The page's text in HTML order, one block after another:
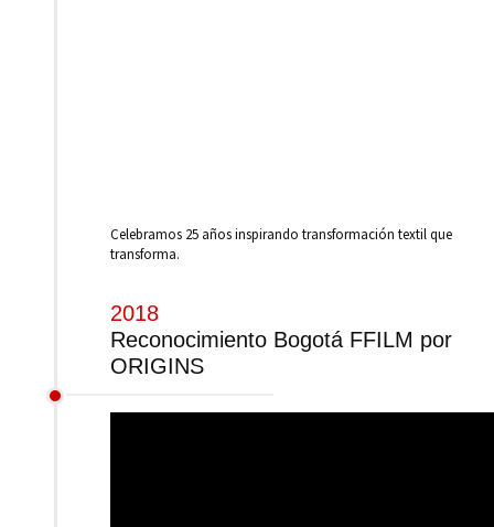
Celebramos 25 años inspirando transformación textil que
transforma.
2018
Reconocimiento Bogotá FFILM por
ORIGINS